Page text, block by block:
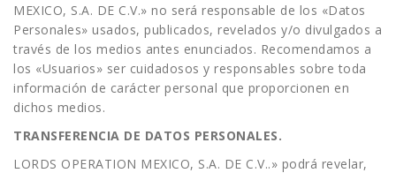
MEXICO, S.A. DE C.V.» no será responsable de los «Datos
Personales» usados, publicados, revelados y/o divulgados a
través de los medios antes enunciados. Recomendamos a
los «Usuarios» ser cuidadosos y responsables sobre toda
información de carácter personal que proporcionen en
dichos medios.
TRANSFERENCIA DE DATOS PERSONALES.
LORDS OPERATION MEXICO, S.A. DE C.V..» podrá revelar,